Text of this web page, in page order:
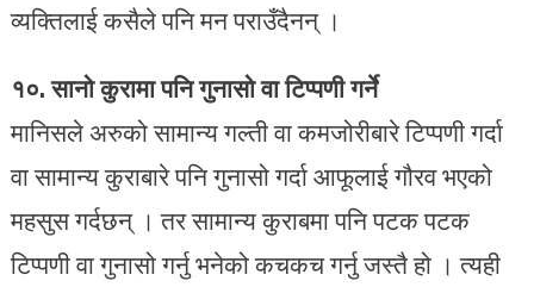
व्यक्तिलाई कसैले पनि मन पराउँदैनन् ।
१०. सानो कुरामा पनि गुनासो वा टिप्पणी गर्ने
मानिसले अरुको सामान्य गल्ती वा कमजोरीबारे टिप्पणी गर्दा
वा सामान्य कुराबारे पनि गुनासो गर्दा आफूलाई गौरव भएको
महसुस गर्दछन् । तर सामान्य कुराबमा पनि पटक पटक
टिप्पणी वा गुनासो गर्नु भनेको कचकच गर्नु जस्तै हो । त्यही